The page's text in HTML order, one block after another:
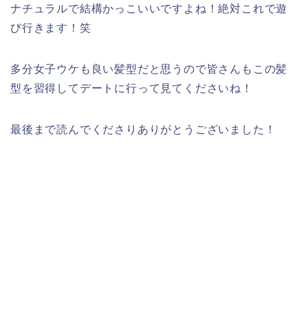
ナチュラルで結構かっこいいですよね！絶対これで遊
び行きます！笑
多分女子ウケも良い髪型だと思うので皆さんもこの髪
型を習得してデートに行って見てくださいね！
最後まで読んでくださりありがとうございました！